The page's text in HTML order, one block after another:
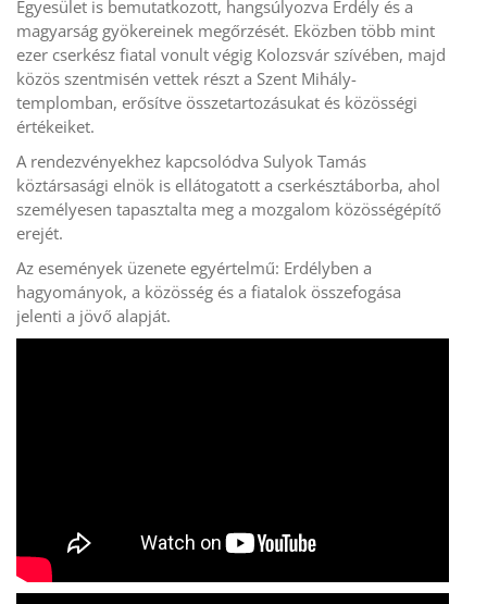
Egyesület is bemutatkozott, hangsúlyozva Erdély és a
magyarság gyökereinek megőrzését. Eközben több mint
ezer cserkész fiatal vonult végig Kolozsvár szívében, majd
közös szentmisén vettek részt a Szent Mihály-
templomban, erősítve összetartozásukat és közösségi
értékeiket.
A rendezvényekhez kapcsolódva Sulyok Tamás
köztársasági elnök is ellátogatott a cserkésztáborba, ahol
személyesen tapasztalta meg a mozgalom közösségépítő
erejét.
Az események üzenete egyértelmű: Erdélyben a
hagyományok, a közösség és a fiatalok összefogása
jelenti a jövő alapját.